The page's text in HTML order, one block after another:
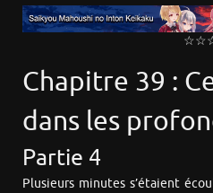
Chapitre 39 :
dans les
Partie 4
Plusieurs minutes s’étaient